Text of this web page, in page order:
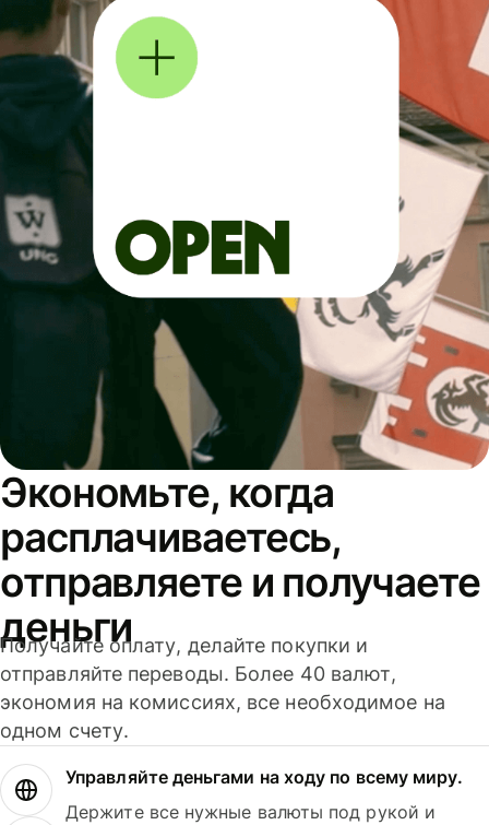
Экономьте, когда
расплачиваетесь,
отправляете и получаете
деньги
Получайте оплату, делайте покупки и
отправляйте переводы. Более 40 валют,
экономия на комиссиях, все необходимое на
одном счету.
Управляйте деньгами на ходу по всему миру.
Держите все нужные валюты под рукой и